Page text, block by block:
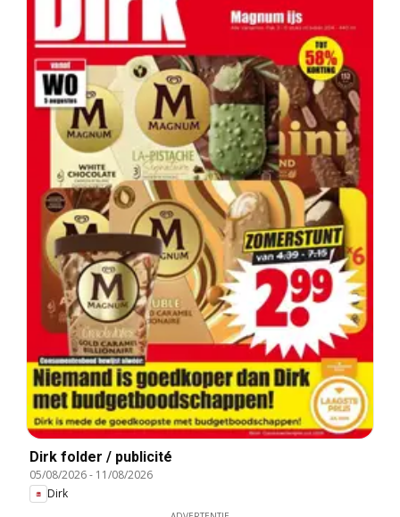
Dirk folder / publicité
05/08/2026- 11/08/2026
Dirk